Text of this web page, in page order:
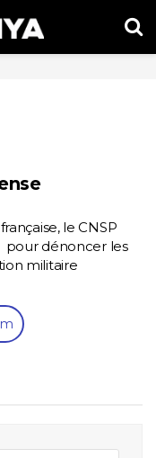
le CNSP
pour dénoncer les
militaire